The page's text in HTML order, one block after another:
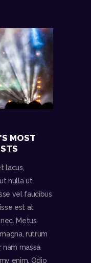
MOST
lacus,
nulla ut
vel faucibus
est at
Metus
rutrum
massa
enim. Odio